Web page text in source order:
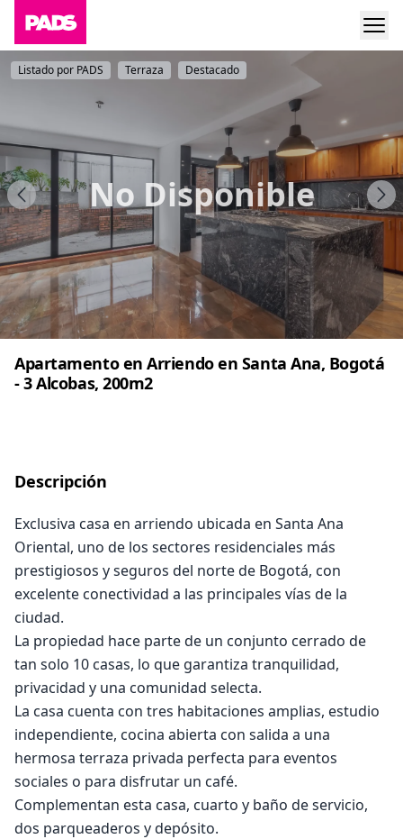
No Disponible
Listado por PADS Terraza Destacado
Apartamento en Arriendo en Santa Ana, Bogotá
- 3 Alcobas, 200m2
Descripción
Exclusiva casa en arriendo ubicada en Santa Ana
Oriental, uno de los sectores residenciales más
prestigiosos y seguros del norte de Bogotá, con
excelente conectividad a las principales vías de la
ciudad.
La propiedad hace parte de un conjunto cerrado de
tan solo 10 casas, lo que garantiza tranquilidad,
privacidad y una comunidad selecta.
La casa cuenta con tres habitaciones amplias, estudio
independiente, cocina abierta con salida a una
hermosa terraza privada perfecta para eventos
sociales o para disfrutar un café.
Complementan esta casa, cuarto y baño de servicio,
dos parqueaderos y depósito.